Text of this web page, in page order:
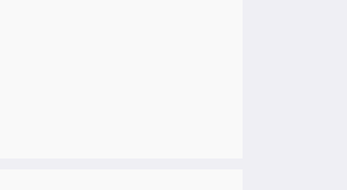
た「使える英語」も考慮
の熟語を1日16熟語、4